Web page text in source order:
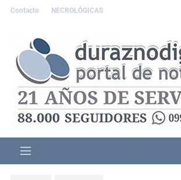
Contacto NECROLÓGICAS